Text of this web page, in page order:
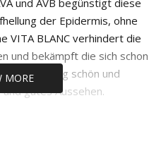
und AVB begünstigt diese
der Epidermis, ohne
VITA BLANC verhindert die
und bekämpft die sich schon
gleichmäßig schön und
gutes Aussehen.
bis die Creme von der
MORE